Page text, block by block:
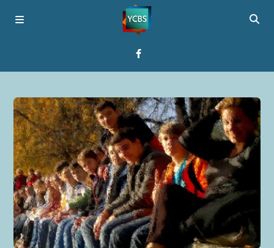
Programme
Über YCBS
Media Bridges